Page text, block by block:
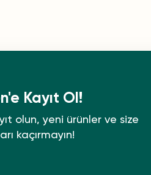
Kayıt Ol!
olun, yeni ürünler ve size
kaçırmayın!